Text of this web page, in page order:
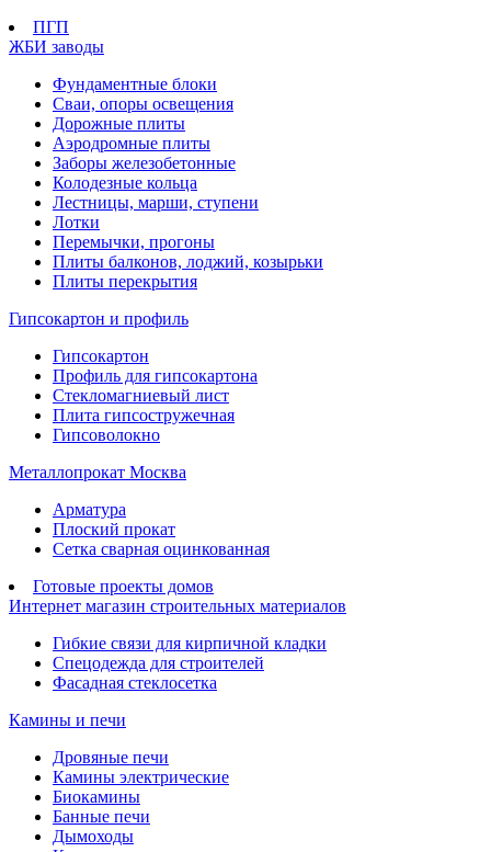
ПГП
ЖБИ заводы
Фундаментные блоки
Сваи, опоры освещения
Дорожные плиты
Аэродромные плиты
Заборы железобетонные
Колодезные кольца
Лестницы, марши, ступени
Лотки
Перемычки, прогоны
Плиты балконов, лоджий, козырьки
Плиты перекрытия
Гипсокартон и профиль
Гипсокартон
Профиль для гипсокартона
Стекломагниевый лист
Плита гипсостружечная
Гипсоволокно
Металлопрокат Москва
Арматура
Плоский прокат
Сетка сварная оцинкованная
Готовые проекты домов
Интернет магазин строительных материалов
Гибкие связи для кирпичной кладки
Спецодежда для строителей
Фасадная стеклосетка
Камины и печи
Дровяные печи
Камины электрические
Биокамины
Банные печи
Дымоходы